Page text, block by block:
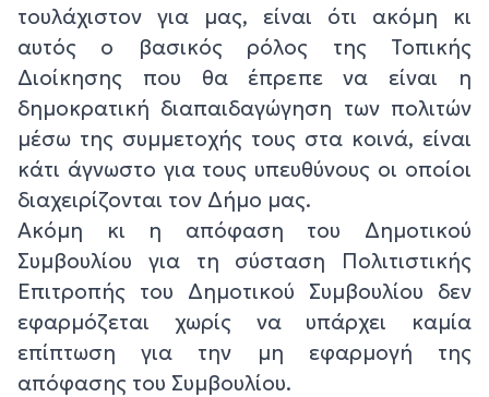
τουλάχιστον για μας, είναι ότι ακόμη κι
αυτός ο βασικός ρόλος της Τοπικής
Διοίκησης που θα έπρεπε να είναι η
δημοκρατική διαπαιδαγώγηση των πολιτών
μέσω της συμμετοχής τους στα κοινά, είναι
κάτι άγνωστο για τους υπευθύνους οι οποίοι
διαχειρίζονται τον Δήμο μας.
Ακόμη κι η απόφαση του Δημοτικού
Συμβουλίου για τη σύσταση Πολιτιστικής
Επιτροπής του Δημοτικού Συμβουλίου δεν
εφαρμόζεται χωρίς να υπάρχει καμία
επίπτωση για την μη εφαρμογή της
απόφασης του Συμβουλίου.